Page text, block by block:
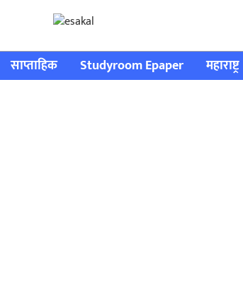
साप्ताहिक Studyroom Epaper महाराष्ट्र